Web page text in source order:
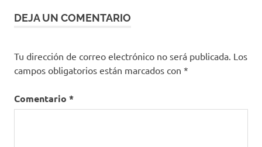
DEJA UN COMENTARIO
Tu dirección de correo electrónico no será publicada. Los
campos obligatorios están marcados con *
Comentario *